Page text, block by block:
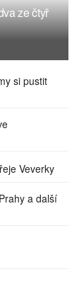
ze čtyř
si pustit
Veverky
a další